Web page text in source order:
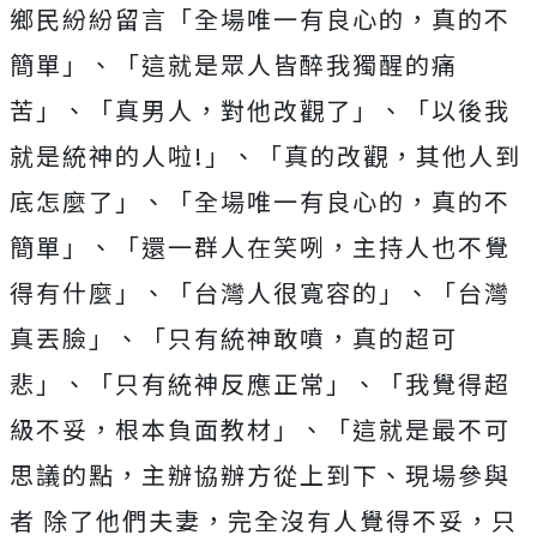
鄉民紛紛留言「全場唯一有良心的，真的不
簡單」、「這就是眾人皆醉我獨醒的痛
苦」、
「真男人，對他改觀了」、
「以後我
就是統神的人啦!」、「真的改觀，其他人到
底怎麼了」、「全場唯一有良心的，真的不
簡單」、「還一群人在笑咧，主持人也不覺
得有什麼」、「台灣人很寬容的」、「台灣
真丟臉」、「只有統神敢噴，真的超可
悲」、「只有統神反應正常」、「我覺得超
級不妥，根本負面教材」、「這就是最不可
思議的點，主辦協辦方從上到下、現場參與
者 除了他們夫妻，完全沒有人覺得不妥，只